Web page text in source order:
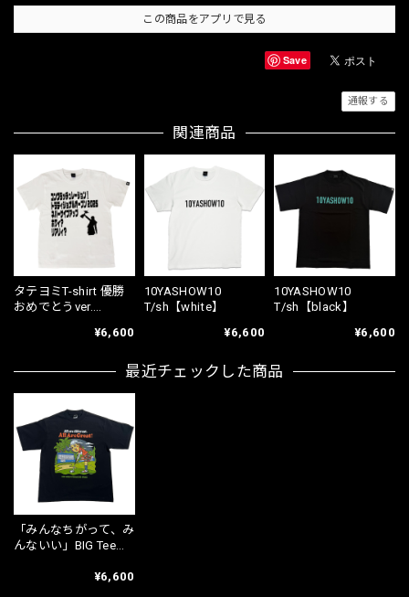
この商品をアプリで見る
Save
通報する
関連商品
タテヨミT-shirt 優勝
おめでとうver.
¥6,600
10YASHOW10
T/sh【white】
¥6,600
10YASHOW10
T/sh【black】
¥6,600
最近チェックした商品
「みんなちがって、み
んないい」BIG Tee
¥6,600